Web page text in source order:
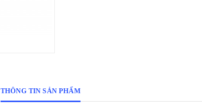
THÔNG TIN SẢN PHẨM